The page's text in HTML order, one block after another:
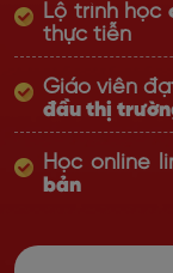
Lộ trình học
thực tiễn
Giáo viên
đầu thị
Học online
bản